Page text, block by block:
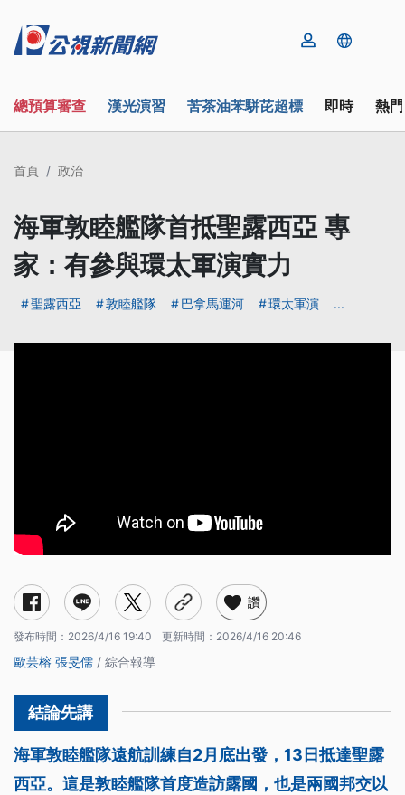
總預算審查 漢光演習 苦茶油苯駢芘超標 即時 熱
首頁 政治
海軍敦睦艦隊首抵聖露西亞 專
家：有參與環太軍演實力
聖露西亞 敦睦艦隊 巴拿馬運河 環太軍演 ...
讚
發布時間： 2026/4/16 19:40 更新時間： 2026/4/16 20:46
歐芸榕 張旻儒 / 綜合報導
海軍敦睦艦隊遠航訓練自2月底出發，13日抵達聖露
西亞。這是敦睦艦隊首度造訪露國，也是兩國邦交以